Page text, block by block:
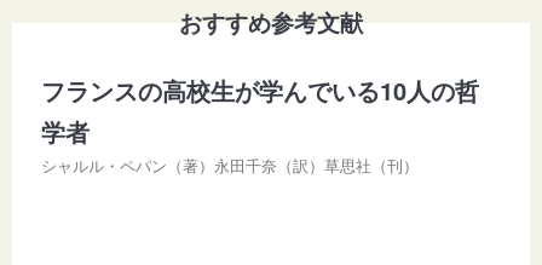
おすすめ参考文献
フランスの高校生が学んでいる10人の哲
学者
シャルル・ペパン（著）永田千奈（訳）草思社（刊）